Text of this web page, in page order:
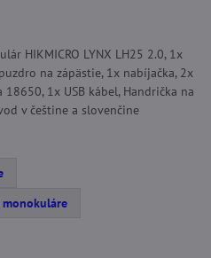
HIKMICRO LYNX LH25 2.0, 1x
na zápästie, 1x nabíjačka, 2x
1x USB kábel, Handrička na
v češtine a slovenčine
monokuláre